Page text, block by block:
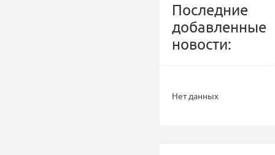
Последние
добавленные
новости:
Нет данных